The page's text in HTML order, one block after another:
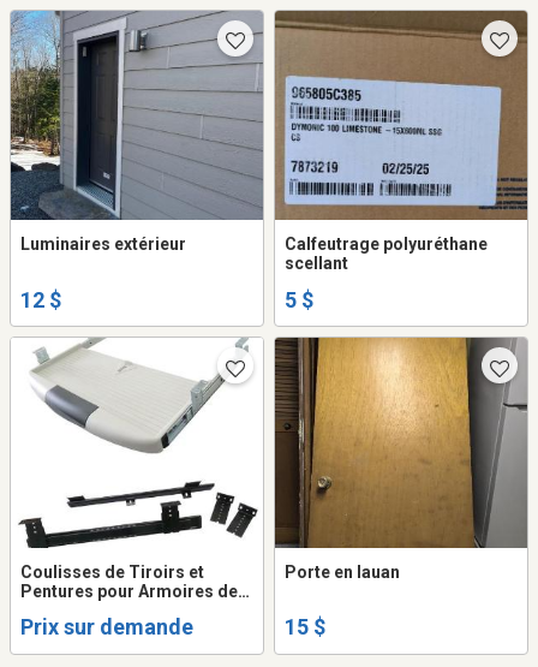
Luminaires extérieur
12 $
Calfeutrage polyuréthane
scellant
5 $
Coulisses de Tiroirs et
Pentures pour Armoires de
Prix sur demande
Porte en lauan
15 $